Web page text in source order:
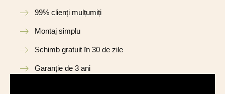
99% clienți mulțumiți
Montaj simplu
Schimb gratuit în 30 de zile
Garanție de 3 ani